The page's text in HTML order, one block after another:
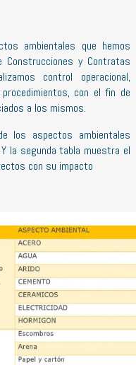
ambientales que hemos
y Contratas
control operacional,
con el fin de
a los mismos.
los aspectos ambientales
la segunda tabla muestra el
con su impacto